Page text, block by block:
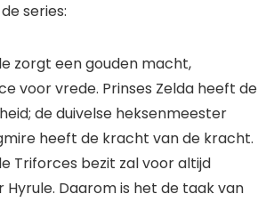
series:
zorgt een gouden macht,
voor vrede. Prinses Zelda heeft de
de duivelse heksenmeester
heeft de kracht van de kracht.
Triforces bezit zal voor altijd
Hyrule. Daarom is het de taak van